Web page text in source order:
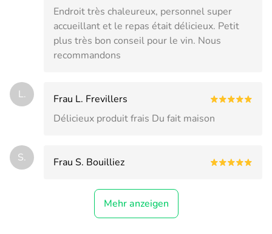
Endroit très chaleureux, personnel super
accueillant et le repas était délicieux. Petit
plus très bon conseil pour le vin. Nous
recommandons
L.
Frau L. Frevillers
Délicieux produit frais Du fait maison
S. Frau S. Bouilliez
Mehr anzeigen